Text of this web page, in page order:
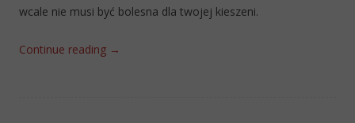
wcale nie musi być bolesna dla twojej kieszeni.
Continue reading →